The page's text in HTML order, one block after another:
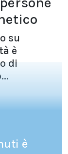
su
è
di
è